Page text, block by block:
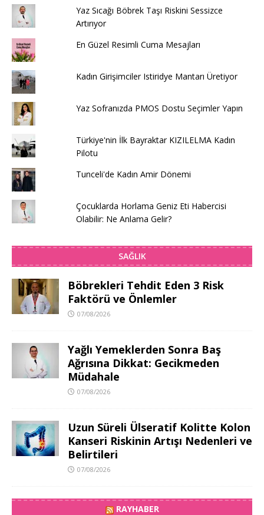
Yaz Sıcağı Böbrek Taşı Riskini Sessizce
Artırıyor
En Güzel Resimli Cuma Mesajları
Kadın Girişimciler Istiridye Mantarı Üretiyor
Yaz Sofranızda PMOS Dostu Seçimler Yapın
Türkiye'nin İlk Bayraktar KIZILELMA Kadın
Pilotu
Tunceli'de Kadın Amir Dönemi
Çocuklarda Horlama Geniz Eti Habercisi
Olabilir: Ne Anlama Gelir?
SAĞLIK
Böbrekleri Tehdit Eden 3 Risk
Faktörü ve Önlemler
07/08/2026
Yağlı Yemeklerden Sonra Baş
Ağrısına Dikkat: Gecikmeden
Müdahale
07/08/2026
Uzun Süreli Ülseratif Kolitte Kolon
Kanseri Riskinin Artışı Nedenleri ve
Belirtileri
07/08/2026
RAYHABER